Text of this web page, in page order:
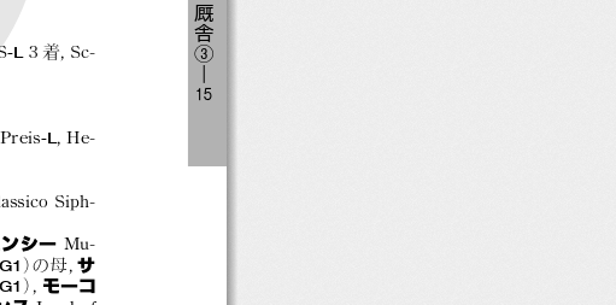
厩
舎
③
１５
-L ３着，Sc-
-L ，He-
Siph-
ンシー Mu-
）の母，サ
），モーコ